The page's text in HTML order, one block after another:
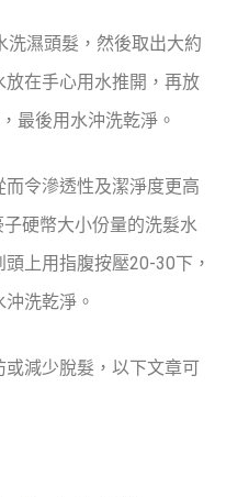
洗濕頭髮，然後取出大約
在手心用水推開，再放
最後用水沖洗乾淨。
令滲透性及潔淨度更高
硬幣大小份量的洗髮水
上用指腹按壓20-30下，
洗乾淨。
減少脫髮，以下文章可